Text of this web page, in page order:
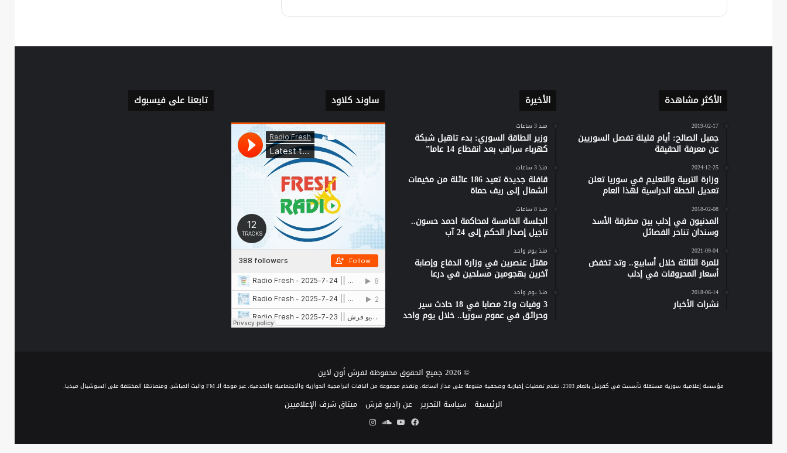
الأكثر مشاهدة
2019-02-17
جميل الصالح: أيام قليلة تفصل السوريين
عن معرفة الحقيقة
2024-12-25
وزارة التربية والتعليم في سوريا تعلن
تعديل الخطة الدراسية لهذا العام
2018-02-08
المدنيون في إدلب بين مطرقة الأسد
وسندان تناحر الفصائل
2021-09-04
للمرة الثالثة خلال أسابيع.. وتد تخفض
أسعار المحروقات في إدلب
2018-06-14
نشرات الأخبار
الأخيرة
منذ 3 ساعات
وزير الطاقة السوري: بدء تاهيل شبكة
كهرباء سراقب بعد انقطاع 14 عاما”
منذ 3 ساعات
قافلة جديدة تعيد 186 عائلة من مخيمات
الشمال إلى ريف حماة
منذ 8 ساعات
الجلسة الخامسة لمحاكمة احمد حسون..
تاجيل إصدار الحكم إلى 24 آب
منذ يوم واحد
مقتل عنصرين في وزارة الدفاع وإصابة
آخرين بهجومين مسلحين في درعا
منذ يوم واحد
3 وفيات و21 مصابا في 18 حادث سير
وحرائق في عموم سوريا.. خلال يوم واحد
ساوند كلاود تابعنا على فيسبوك
© 2026 جميع الحقوق محفوظة لفرش أون لاين
مؤسسة إعلامية سورية مستقلة تأسست في كفرنبل بالعام 2103، تقدم تغطيات إخبارية وصحفية متنوعة على مدار الساعة، وتقدم مجموعة من الباقات البرامجية الحوارية والاجتماعية والخدمية، عبر موجة الـ FM والبث المباشر، ومنصاتها المختلفة على السوشيال ميديا.
الرئيسية سياسة التحرير عن راديو فرش ميثاق شرف الإعلاميين
فيسبوك
يوتيوب
ساوندانستقرام